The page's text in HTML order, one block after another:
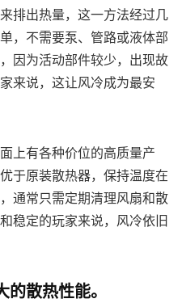
排出热量，这一方法经过几
，不需要泵、管路或液体部
因为活动部件较少，出现故
来说，这让风冷成为最安
上有各种价位的高质量产
于原装散热器，保持温度在
通常只需定期清理风扇和散
稳定的玩家来说，风冷依旧
散热性能。